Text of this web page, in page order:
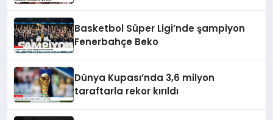
Basketbol Süper Ligi’nde şampiyon
Fenerbahçe Beko
Dünya Kupası’nda 3,6 milyon
taraftarla rekor kırıldı